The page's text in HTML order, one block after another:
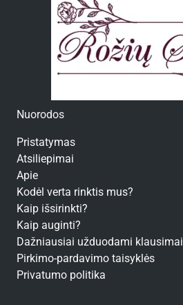
Nuorodos
Pristatymas
Atsiliepimai
Apie
Kodėl verta rinktis mus?
Kaip išsirinkti?
Kaip auginti?
Dažniausiai užduodami klausimai
Pirkimo-pardavimo taisyklės
Privatumo politika